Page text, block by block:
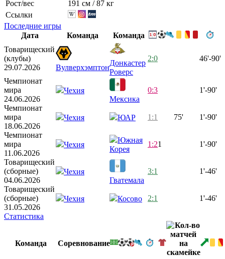
Рост/вес
191 см / 87 кг
Ссылки
Последние игры
Дата
Команда
Команда
Товарищеский
(клубы)
29.07.2026
Вулверхэмптон
Донкастер
Роверс
2:0 46'-90'
Чемпионат
мира
24.06.2026
Чехия
Мексика
0:3 1'-90'
Чемпионат
мира
18.06.2026
Чехия ЮАР 1:1 75' 1'-90'
Чемпионат
мира
11.06.2026
Чехия
Южная
Корея
1:21 1'-90'
Товарищеский
(сборные)
04.06.2026
Чехия
Гватемала
3:1 1'-46'
Товарищеский
(сборные)
31.05.2026
Чехия Косово 2:1 1'-46'
Статистика
Команда Соревнование